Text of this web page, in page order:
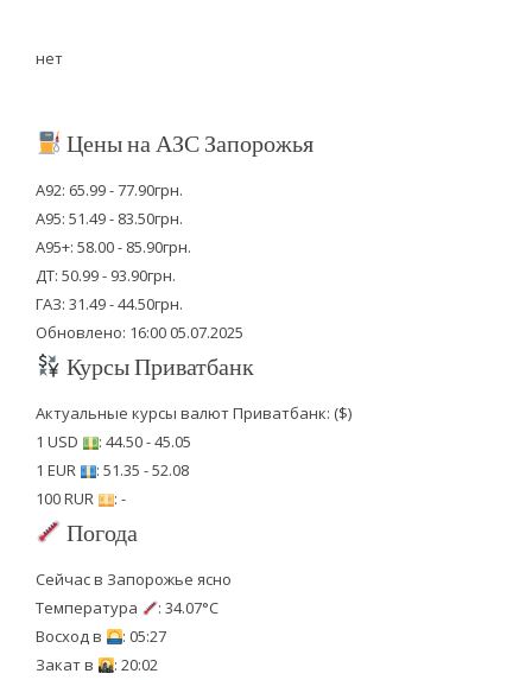
нет
Цены на АЗС Запорожья
А92: 65.99 - 77.90грн.
А95: 51.49 - 83.50грн.
А95+: 58.00 - 85.90грн.
ДТ: 50.99 - 93.90грн.
ГАЗ: 31.49 - 44.50грн.
Обновлено: 16:00 05.07.2025
Курсы Приватбанк
Актуальные курсы валют Приватбанк: ($)
1 USD
: 44.50 - 45.05
1 EUR
: 51.35 - 52.08
100 RUR
: -
Погода
Сейчас в Запорожье ясно
Температура
: 34.07°C
Восход в
: 05:27
Закат в
: 20:02